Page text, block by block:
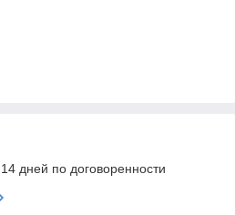
дней по договоренности